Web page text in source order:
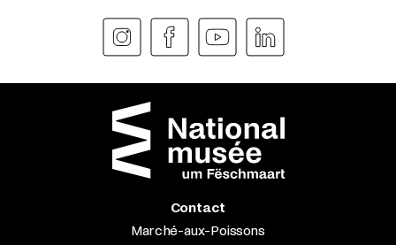
Contact
Marché-aux-Poissons